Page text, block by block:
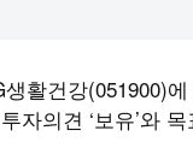
활건강(051900)
의견 ‘보유’와